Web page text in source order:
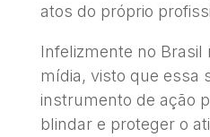
atos do próprio
Infelizmente no Brasil
mídia, visto que essa
instrumento de ação
blindar e proteger o